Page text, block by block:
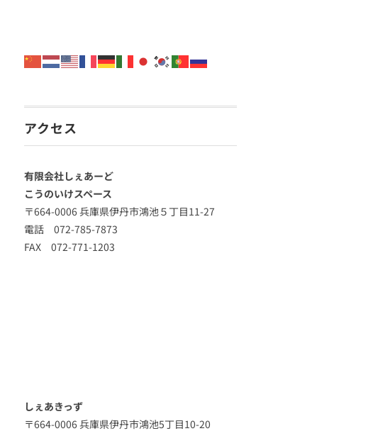
アクセス
有限会社しぇあーど
こうのいけスペース
〒664-0006 兵庫県伊丹市鴻池５丁目11-27
電話 072-785-7873
FAX 072-771-1203
しぇあきっず
〒664-0006 兵庫県伊丹市鴻池5丁目10-20